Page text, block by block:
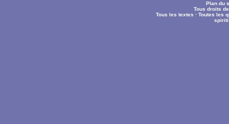
Plan du
Tous droits
Tous les textes ·Toutes les